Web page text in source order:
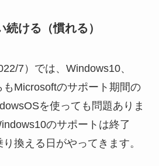
ける（慣れる）
7）では、Windows10、
Microsoftのサポート期間の
を使っても問題ありま
のサポートは終了
換える日がやってきます。